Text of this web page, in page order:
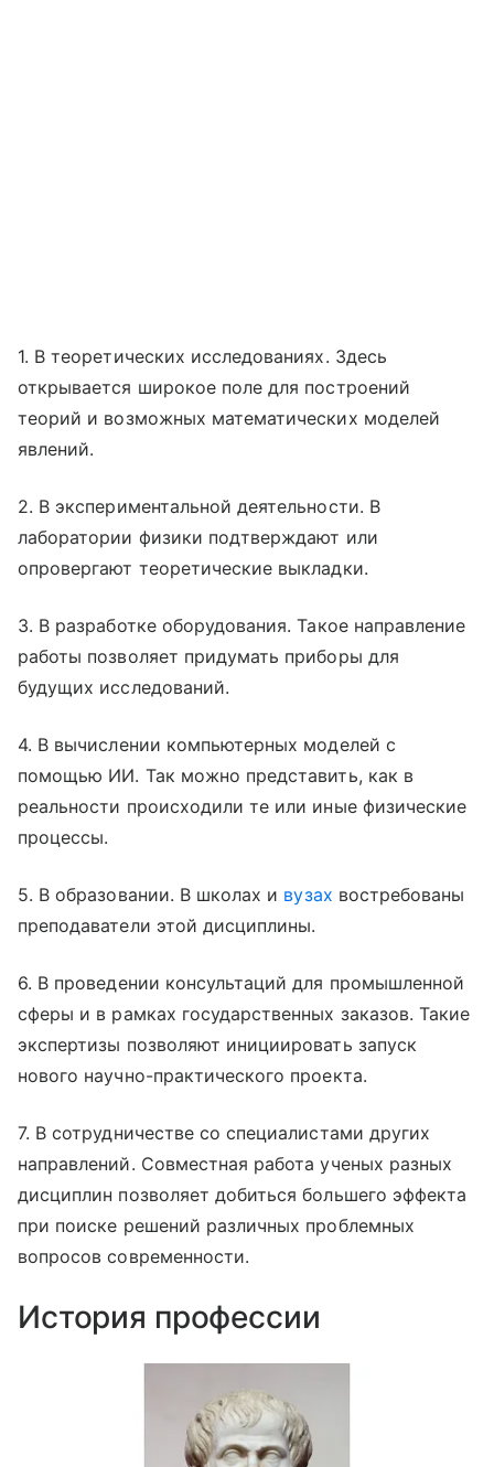
1. В теоретических исследованиях. Здесь
открывается широкое поле для построений
теорий и возможных математических моделей
явлений.
2. В экспериментальной деятельности. В
лаборатории физики подтверждают или
опровергают теоретические выкладки.
3. В разработке оборудования. Такое направление
работы позволяет придумать приборы для
будущих исследований.
4. В вычислении компьютерных моделей с
помощью ИИ. Так можно представить, как в
реальности происходили те или иные физические
процессы.
5. В образовании. В школах и вузах востребованы
преподаватели этой дисциплины.
6. В проведении консультаций для промышленной
сферы и в рамках государственных заказов. Такие
экспертизы позволяют инициировать запуск
нового научно-практического проекта.
7. В сотрудничестве со специалистами других
направлений. Совместная работа ученых разных
дисциплин позволяет добиться большего эффекта
при поиске решений различных проблемных
вопросов современности.
История профессии